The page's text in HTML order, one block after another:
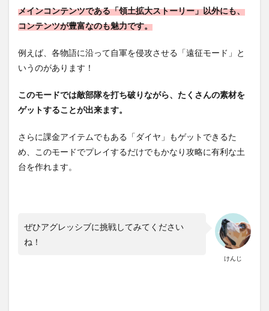
メインコンテンツである「領土拡大ストーリー」以外にも、
コンテンツが豊富なのも魅力です。
例えば、各物語に沿って自軍を侵攻させる「遠征モード」と
いうのがあります！
このモードでは敵部隊を打ち破りながら、たくさんの素材を
ゲットすることが出来ます。
さらに課金アイテムでもある「ダイヤ」もゲットできるた
め、このモードでプレイするだけでもかなり攻略に有利な土
台を作れます。
けんじ
ぜひアグレッシブに挑戦してみてください
ね！